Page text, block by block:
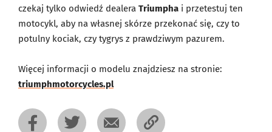
czekaj tylko odwiedź dealera Triumpha i przetestuj ten
motocykl, aby na własnej skórze przekonać się, czy to
potulny kociak, czy tygrys z prawdziwym pazurem.
Więcej informacji o modelu znajdziesz na stronie:
triumphmotorcycles.pl